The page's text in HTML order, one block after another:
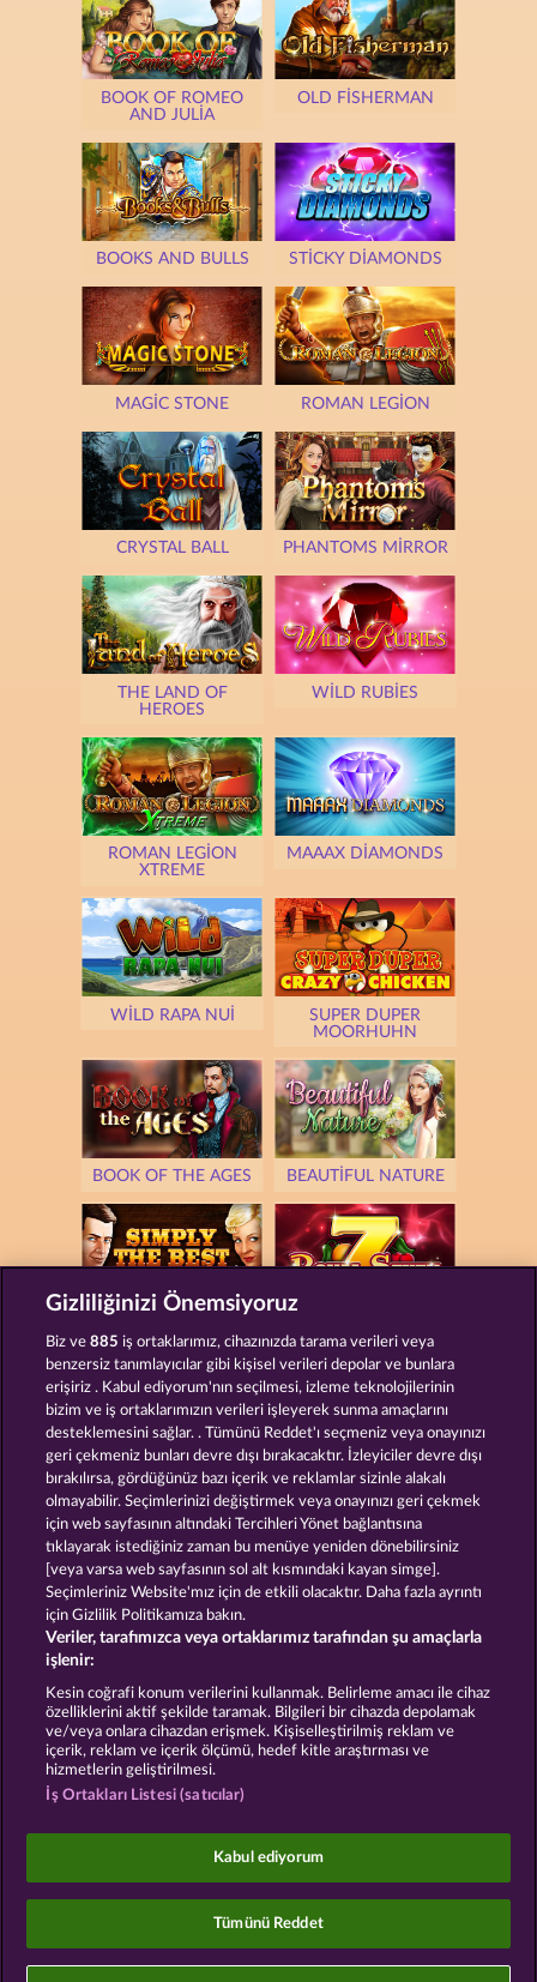
BOOK OF ROMEO
AND JULIA
OLD FISHERMAN
BOOKS AND BULLS STICKY DIAMONDS
MAGIC STONE ROMAN LEGION
CRYSTAL BALL PHANTOMS MIRROR
THE LAND OF
HEROES
WILD RUBIES
ROMAN LEGION
XTREME
MAAAX DIAMONDS
WILD RAPA NUI
SUPER DUPER
MOORHUHN
BOOK OF THE AGES BEAUTIFUL NATURE
SIMPLY THE BEST
GOLDEN EI OF
MOORHUHN
FOREVER
DIAMONDS
Bütün oyunları göster
Hüküm ve Koşullar Gizlilik Beyanı Künye
Şirket SSS Ortaklık programı Facebook
İptal talebini gönder
Sosyal casino oyunları sadece eğlence amaçlıdır ve
gerçek parayla oynanan kumar oyunlarında
kesinlikle hiçbir etkisi yoktur.
©2026 Whow Games GmbH
Gizliliğinizi Önemsiyoruz
Biz ve885 iş ortaklarımız, cihazınızda tarama verileri veya
benzersiz tanımlayıcılar gibi kişisel verileri depolar ve bunlara
erişiriz . Kabul ediyorum'nın seçilmesi, izleme teknolojilerinin
bizim ve iş ortaklarımızın verileri işleyerek sunma amaçlarını
desteklemesini sağlar. . Tümünü Reddet'ı seçmeniz veya onayınızı
geri çekmeniz bunları devre dışı bırakacaktır. İzleyiciler devre dışı
bırakılırsa, gördüğünüz bazı içerik ve reklamlar sizinle alakalı
olmayabilir. Seçimlerinizi değiştirmek veya onayınızı geri çekmek
için web sayfasının altındaki Tercihleri Yönet bağlantısına
tıklayarak istediğiniz zaman bu menüye yeniden dönebilirsiniz
[veya varsa web sayfasının sol alt kısmındaki kayan simge].
Seçimleriniz Website'mız için de etkili olacaktır. Daha fazla ayrıntı
için Gizlilik Politikamıza bakın.
Veriler, tarafımızca veya ortaklarımız tarafından şu amaçlarla
işlenir:
Kesin coğrafi konum verilerini kullanmak. Belirleme amacı ile cihaz
özelliklerini aktif şekilde taramak. Bilgileri bir cihazda depolamak
ve/veya onlara cihazdan erişmek. Kişiselleştirilmiş reklam ve
içerik, reklam ve içerik ölçümü, hedef kitle araştırması ve
hizmetlerin geliştirilmesi.
İş Ortakları Listesi (satıcılar)
Kabul ediyorum
Tümünü Reddet